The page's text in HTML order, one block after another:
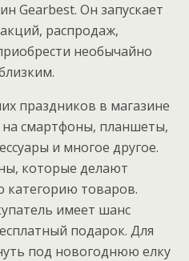
Gearbest. Он запускает
распродаж,
необычайно
праздников в магазине
на смартфоны, планшеты,
и многое другое.
которые делают
категорию товаров.
имеет шанс
подарок. Для
под новогоднюю елку